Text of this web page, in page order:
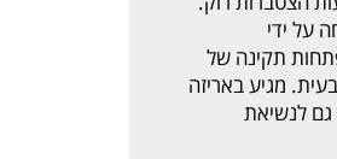
על ידי
תקינה של
מגיע באריזה
לנשיאת